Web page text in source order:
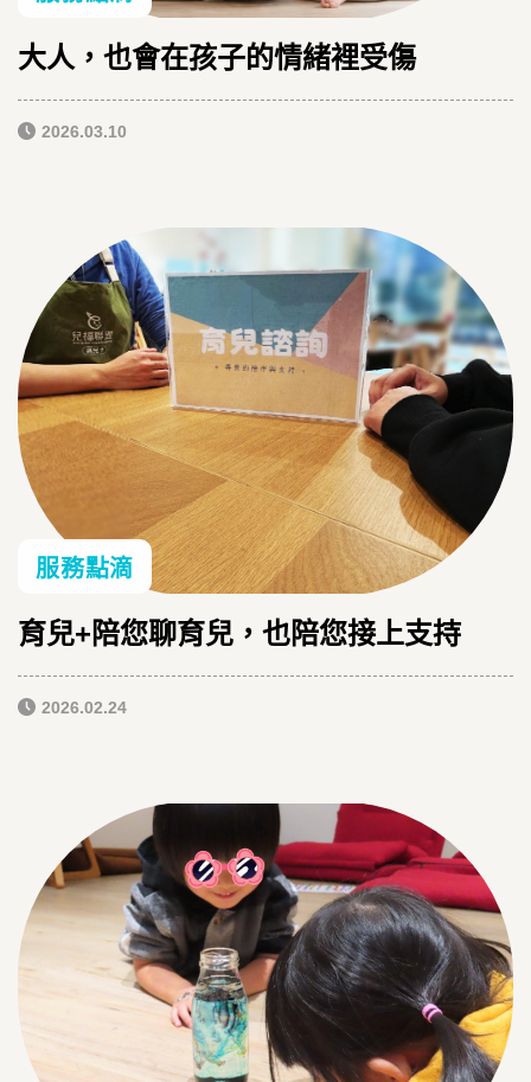
大人，也會在孩子的情緒裡受傷
2026.03.10
服務點滴
育兒+陪您聊育兒，也陪您接上支持
2026.02.24